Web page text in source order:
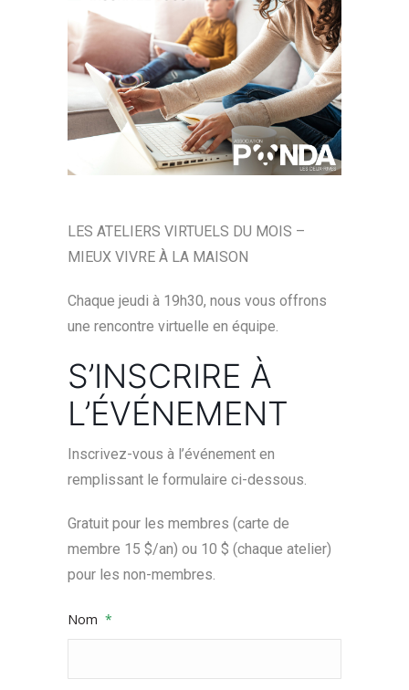
LES ATELIERS VIRTUELS DU MOIS –
MIEUX VIVRE À LA MAISON
Chaque jeudi à 19h30, nous vous offrons
une rencontre virtuelle en équipe.
S’INSCRIRE À
L’ÉVÉNEMENT
Inscrivez-vous à l’événement en
remplissant le formulaire ci-dessous.
Gratuit pour les membres (carte de
membre 15 $/an) ou 10 $ (chaque atelier)
pour les non-membres.
Nom *